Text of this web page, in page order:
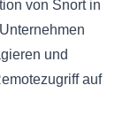
von Snort in
und
auf